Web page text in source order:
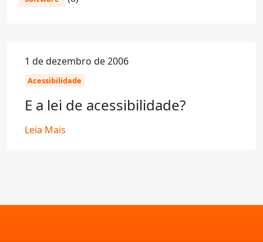
1 de dezembro de 2006
Acessibilidade
E a lei de acessibilidade?
Leia Mais